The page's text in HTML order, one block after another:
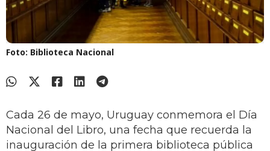
Foto: Biblioteca Nacional
Cada 26 de mayo, Uruguay conmemora el Día
Nacional del Libro, una fecha que recuerda la
inauguración de la primera biblioteca pública